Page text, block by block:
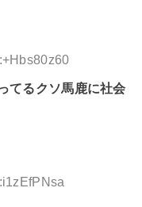
てるクソ馬鹿に社会